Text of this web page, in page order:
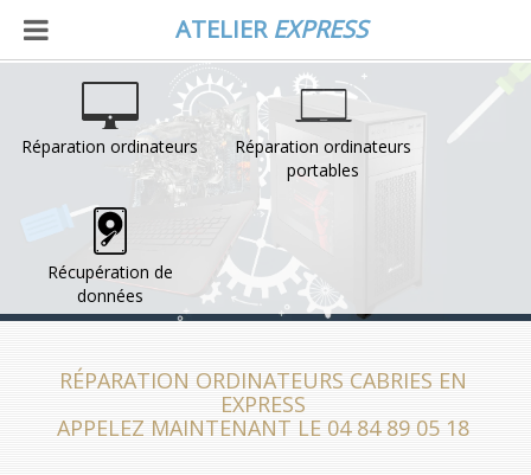
ATELIER EXPRESS
Réparation ordinateurs
Réparation ordinateurs
portables
Récupération de
données
RÉPARATION ORDINATEURS CABRIES EN
EXPRESS
APPELEZ MAINTENANT LE 04 84 89 05 18